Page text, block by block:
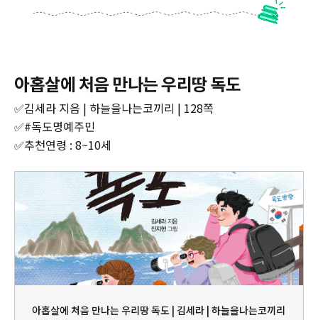
아홉살에 처음 만나는 우리땅 독도
✅김세라 지음 | 하늘을나는코끼리 | 128쪽
✅#독도명예주민
✅추천연령 : 8~10세
아홉살에 처음 만나는 우리땅 독도 | 김세라 | 하늘을나는코끼리